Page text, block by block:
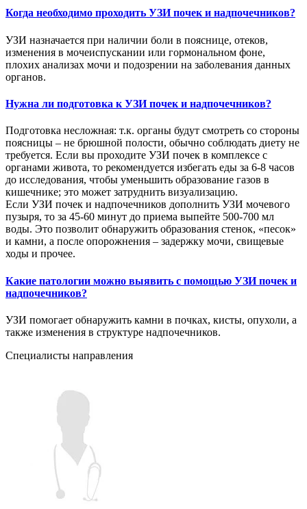
Когда необходимо проходить УЗИ почек и надпочечников?
УЗИ назначается при наличии боли в пояснице, отеков,
изменения в мочеиспускании или гормональном фоне,
плохих анализах мочи и подозрении на заболевания данных
органов.
Нужна ли подготовка к УЗИ почек и надпочечников?
Подготовка несложная: т.к. органы будут смотреть со стороны
поясницы – не брюшной полости, обычно соблюдать диету не
требуется. Если вы проходите УЗИ почек в комплексе с
органами живота, то рекомендуется избегать еды за 6-8 часов
до исследования, чтобы уменьшить образование газов в
кишечнике; это может затруднить визуализацию.
Если УЗИ почек и надпочечников дополнить УЗИ мочевого
пузыря, то за 45-60 минут до приема выпейте 500-700 мл
воды. Это позволит обнаружить образования стенок, «песок»
и камни, а после опорожнения – задержку мочи, свищевые
ходы и прочее.
Какие патологии можно выявить с помощью УЗИ почек и
надпочечников?
УЗИ помогает обнаружить камни в почках, кисты, опухоли, а
также изменения в структуре надпочечников.
Специалисты направления